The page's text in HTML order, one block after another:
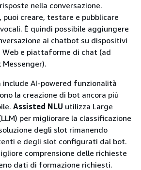
nella conversazione.
puoi creare, testare e pubblicare
È quindi possibile aggiungere
ai chatbot su dispositivi
Web e piattaforme di chat (ad
Messenger).
include AI-powered funzionalità
la creazione di bot ancora più
Assisted NLU utilizza Large
per migliorare la classificazione
degli slot rimanendo
e degli slot configurati dal bot.
comprensione delle richieste
dati di formazione richiesti.